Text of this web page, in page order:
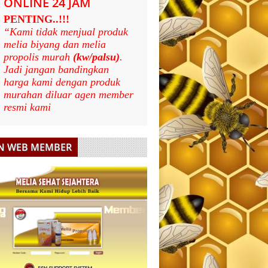
PENTING..!!!
“Kami tidak menjual produk
melia biyang dan melia
propolis murah (kw/palsu).
Jadi jangan bandingkan
harga kami dengan produk
murahan diluar agen member
resmi kami
WEB MEMBER